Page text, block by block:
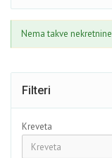
Nema takve nekretnine
Filteri
Kreveta